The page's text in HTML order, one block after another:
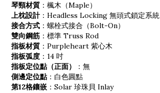
琴頸材質 ：楓木（Maple）
上枕設計：Headless Locking 無頭式鎖定系統
接合方式 ：螺栓式接合（Bolt-On）
雙向鋼筋 ：標準 Truss Rod
指板材質 ：Purpleheart 紫心木
指板弧度 ：14 吋
指板定位點（正面）
：無
側邊定位點：白色圓點
第12格鑲嵌 ：Solar 珍珠貝 Inlay